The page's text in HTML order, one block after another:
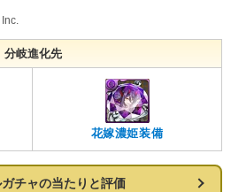
分岐進化先
花嫁濃姫装備
チャの当たりと評価